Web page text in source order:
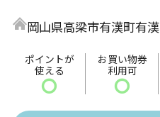
富に含んだ有漢の天然水
よいお酒を
岡山県高梁市有漢町有
ポイントが
使える
〇
お買い物券
利用可
〇